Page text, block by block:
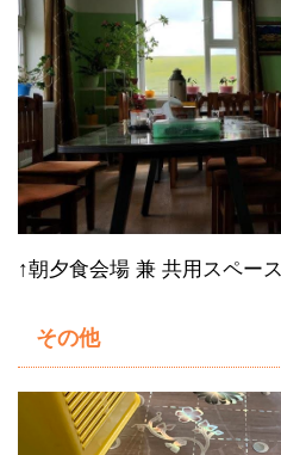
↑朝夕食会場 兼 共用スペース
その他